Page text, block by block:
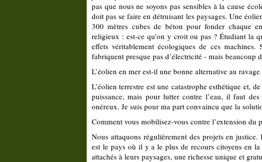
pas que nous ne soyons pas sensibles à la cause
doit pas se faire en détruisant les paysages. Une
300 mètres cubes de béton pour fonder chaque
religieux : est-ce qu’on y croit ou pas ? Étudiant la
effets véritablement écologiques de ces
fabriquent presque pas d’électricité - mais beau­­coup
L’éolien en mer est-il une bonne alternative au ravage
L’éolien terrestre est une catastrophe esthétique et,
puissance, mais pour lutter contre l’eau, il faut
onéreux. Je suis pour ma part convaincu que la
Comment vous mobilisez-vous contre l’extension du
Nous attaquons régulièrement des projets en
est le pays où il y a le plus de recours citoyens en
attachés à leurs paysages, une richesse unique et